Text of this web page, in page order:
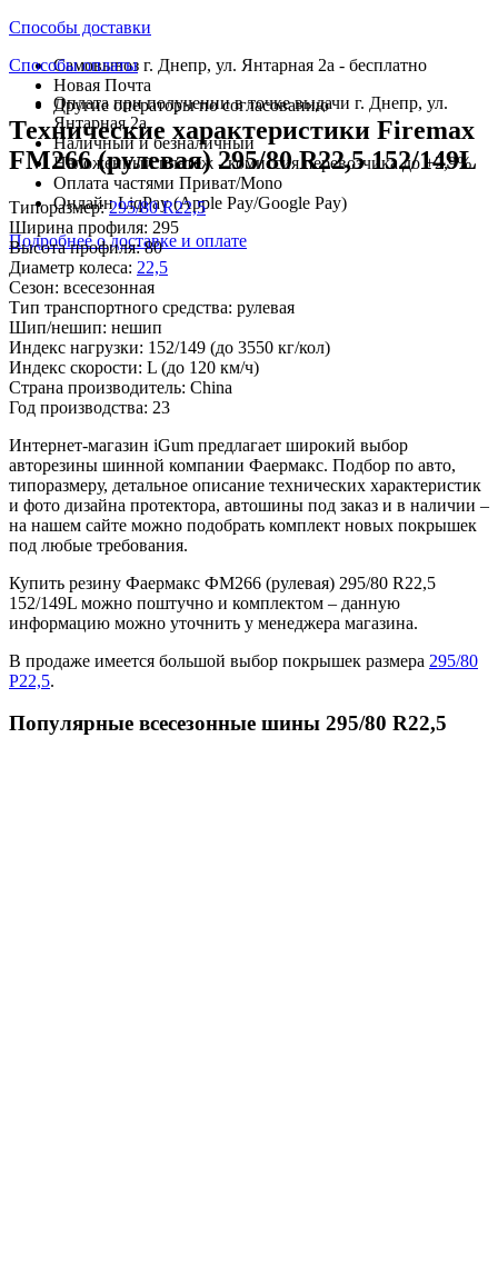
Способы доставки
Самовывоз г. Днепр, ул. Янтарная 2а - бесплатно
Новая Почта
Другие операторы по согласованию
Способы оплаты
Оплата при получении в точке выдачи г. Днепр, ул.
Янтарная 2а
Наличный и безналичный
Наложенный платеж - комиссия перевозчика до +2,9%
Оплата частями Приват/Mono
Онлайн LiqPay (Apple Pay/Google Pay)
Подробнее о доставке и оплате
Технические характеристики Firemax
FM266 (рулевая) 295/80 R22,5 152/149L
Типоразмер:295/80 R22,5
Ширина профиля: 295
Высота профиля:80
Диаметр колеса: 22,5
Сезон: всесезонная
Тип транспортного средства: рулевая
Шип/нешип: нешип
Индекс нагрузки: 152/149 (до 3550 кг/кол)
Индекс скорости: L (до 120 км/ч)
Страна производитель: China
Год производства: 23
Интернет-магазин iGum предлагает широкий выбор
авторезины шинной компании Фаермакс. Подбор по авто,
типоразмеру, детальное описание технических характеристик
и фото дизайна протектора, автошины под заказ и в наличии –
на нашем сайте можно подобрать комплект новых покрышек
под любые требования.
Купить резину Фаермакс ФМ266 (рулевая) 295/80 R22,5
152/149L можно поштучно и комплектом – данную
информацию можно уточнить у менеджера магазина.
В продаже имеется большой выбор покрышек размера 295/80
Р22,5.
Популярные всесезонные шины 295/80 R22,5